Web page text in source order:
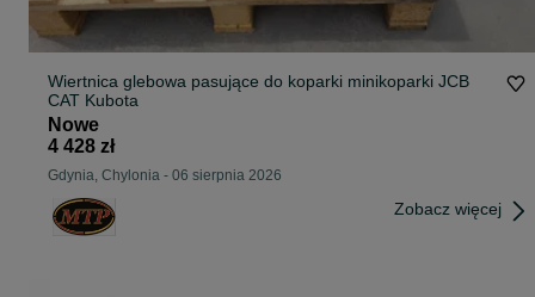
Wiertnica glebowa pasujące do koparki minikoparki JCB
CAT Kubota
Nowe
4 428 zł
Gdynia, Chylonia - 06 sierpnia 2026
Zobacz więcej